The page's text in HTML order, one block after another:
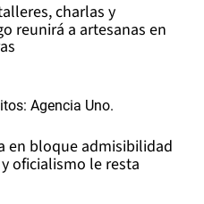
charlas y
reunirá a artesanas en
en bloque admisibilidad
oficialismo le resta